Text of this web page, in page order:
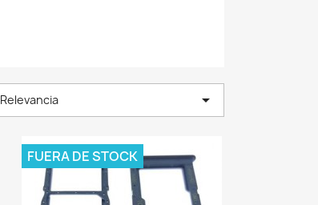
Relevancia 
FUERA DE STOCK